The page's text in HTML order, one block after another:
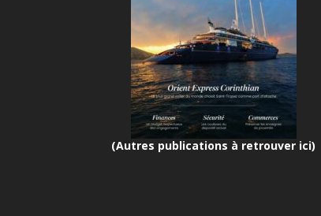
(Autres publications à retrouver ici)